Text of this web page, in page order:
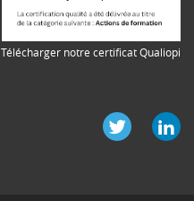
Télécharger notre certificat Qualiopi